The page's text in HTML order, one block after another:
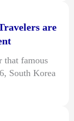
월
세
지
원
are
that famous
South Korea